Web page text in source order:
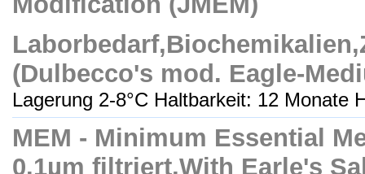
(Dulbecco's mod. Eagle-
Lagerung 2-8°C Haltbarkeit: 12 Monate
MEM - Minimum Essential
0.1µm filtriert,With Earle's